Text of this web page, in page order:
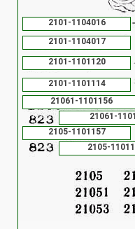
2101-1101114
2101-1101120
2101-1104016
2101-1104017
2105-1101157
2105-
21061-1101156
21061-